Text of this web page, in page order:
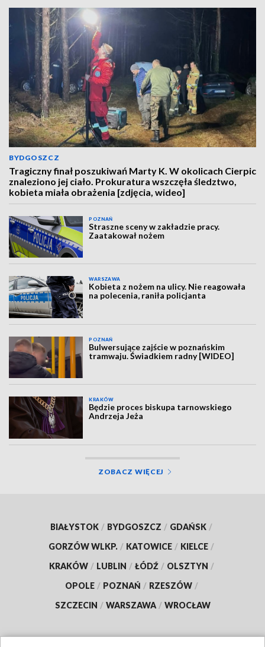
BYDGOSZCZ
Tragiczny finał poszukiwań Marty K. W okolicach Cierpic
znaleziono jej ciało. Prokuratura wszczęła śledztwo,
kobieta miała obrażenia [zdjęcia, wideo]
POZNAŃ
Straszne sceny w zakładzie pracy.
Zaatakował nożem
WARSZAWA
Kobieta z nożem na ulicy. Nie reagowała
na polecenia, raniła policjanta
POZNAŃ
Bulwersujące zajście w poznańskim
tramwaju. Świadkiem radny [WIDEO]
KRAKÓW
Będzie proces biskupa tarnowskiego
Andrzeja Jeża
ZOBACZ WIĘCEJ
BIAŁYSTOK / BYDGOSZCZ / GDAŃSK /
GORZÓW WLKP. / KATOWICE / KIELCE /
KRAKÓW / LUBLIN / ŁÓDŹ / OLSZTYN /
OPOLE / POZNAŃ / RZESZÓW /
SZCZECIN / WARSZAWA / WROCŁAW